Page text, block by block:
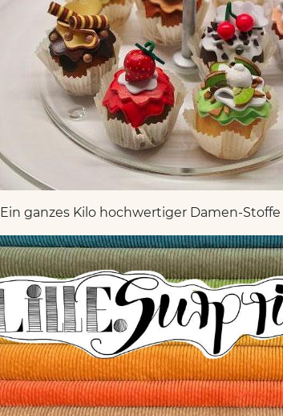
Ein ganzes Kilo hochwertiger Damen-